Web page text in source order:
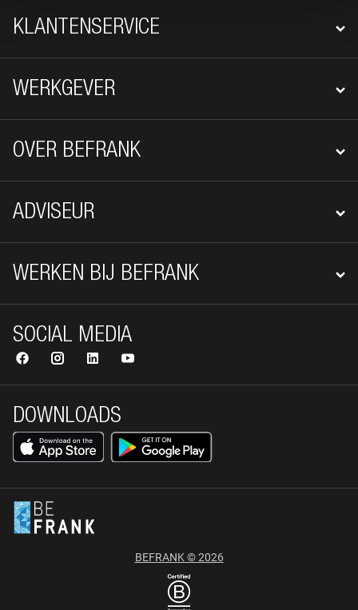
KLANTENSERVICE
WERKGEVER
OVER BEFRANK
ADVISEUR
WERKEN BIJ BEFRANK
DOWNLOADS
SOCIAL MEDIA
BEFRANK © 2026